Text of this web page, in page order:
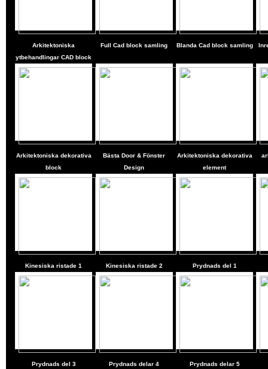
Arkitektoniska
ytbehandlingar CAD block
Full Cad block samling Blanda Cad block samling
Arkitektoniska dekorativa
block
Bästa Door & Fönster
Design
Arkitektoniska dekorativa
element
Kinesiska ristade 1 Kinesiska ristade 2 Prydnads del 1
Prydnads del 3 Prydnads delar 4 Prydnads delar 5